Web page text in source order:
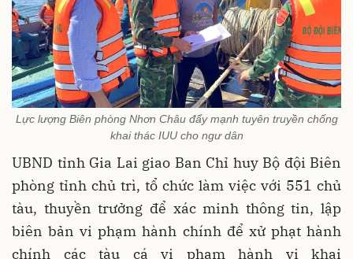
Lực lượng Biên phòng Nhơn Châu đẩy mạnh tuyên truyền chống
khai thác IUU cho ngư dân
UBND tỉnh Gia Lai giao Ban Chỉ huy Bộ đội Biên
phòng tỉnh chủ trì, tổ chức làm việc với 551 chủ
tàu, thuyền trưởng để xác minh thông tin, lập
biên bản vi phạm hành chính để xử phạt hành
chính các tàu cá vi phạm hành vi khai